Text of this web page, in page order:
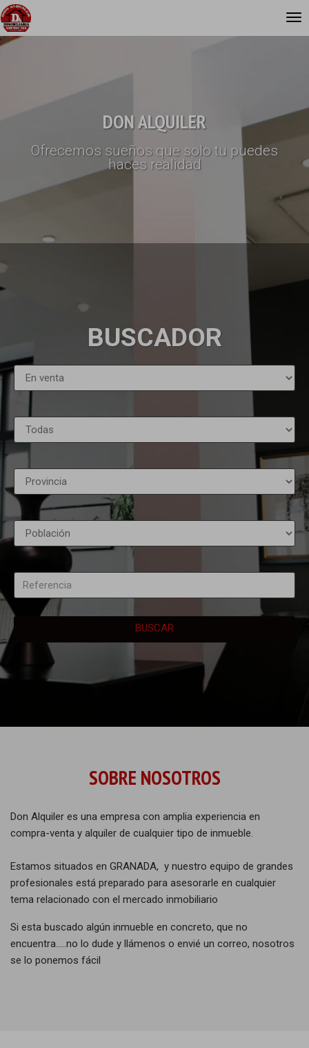
DON ALQUILER
Ofrecemos sueños que solo tu puedes
haces realidad
BUSCADOR
BUSCAR
SOBRE NOSOTROS
Don Alquiler es una empresa con amplia experiencia en
compra-venta y alquiler de cualquier tipo de inmueble.
Estamos situados en GRANADA, y nuestro equipo de grandes
profesionales está preparado para asesorarle en cualquier
tema relacionado con el mercado inmobiliario
Si esta buscado algún inmueble en concreto, que no
encuentra.....no lo dude y llámenos o envié un correo, nosotros
se lo ponemos fácil